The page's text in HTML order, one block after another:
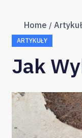
Home
ARTYKUŁY
Jak